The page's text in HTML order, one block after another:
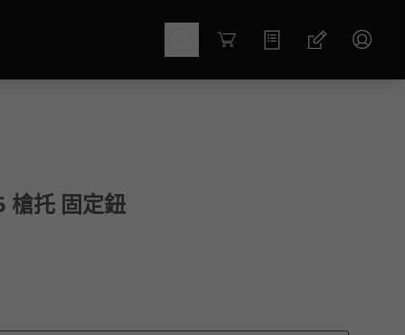
Cart
槍托 固定鈕